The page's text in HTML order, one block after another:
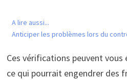
A lire aussi...
Anticiper les problèmes lors du
Ces vérifications peuvent vous
ce qui pourrait engendrer des